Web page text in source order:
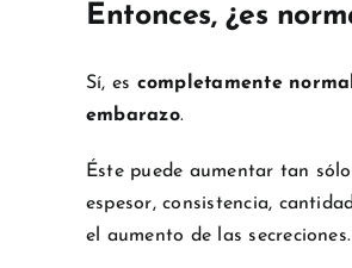
Entonces, ¿es
Sí, es completamente
embarazo.
Éste puede aumentar tan
espesor, consistencia,
el aumento de las secreciones.